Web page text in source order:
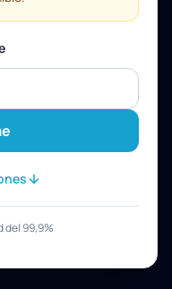
del 99,9%